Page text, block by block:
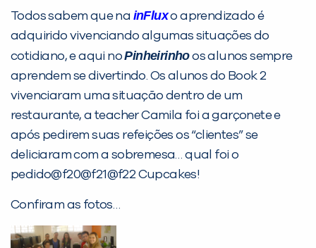
Todos sabem que na inFluxo aprendizado é
adquirido vivenciando algumas situações do
cotidiano, e aqui noPinheirinhoos alunos sempre
aprendem se divertindo. Os alunos do Book 2
vivenciaram uma situação dentro de um
restaurante, a teacher Camila foi a garçonete e
após pedirem suas refeições os “clientes” se
deliciaram com a sobremesa… qual foi o
pedido@f20@f21@f22 Cupcakes!
Confiram as fotos…
PEÇA UMA DEMONSTRAÇÃO DE MÉTODO
Desculpe!
Não encontramos nenhuma unidade
inFlux nesta cidade ou bairro que
você digitou.